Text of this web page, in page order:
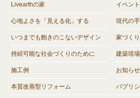
Livearthの家
心地よさを「見える化」する
いつまでも飽きのこないデザイン
持続可能な社会づくりのために
施工例
本質改善型リフォーム
イベン
現代の
家づく
建築現
お知らせ
パブリ